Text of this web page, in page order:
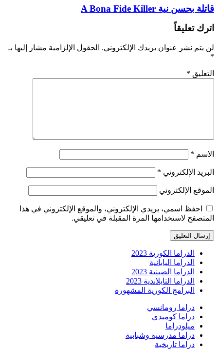
قاتلة بحسن نية A Bona Fide Killer
اترك تعليقاً
لن يتم نشر عنوان بريدك الإلكتروني. الحقول الإلزامية مشار إليها بـ
*
التعليق *
الاسم *
البريد الإلكتروني *
الموقع الإلكتروني
احفظ اسمي، بريدي الإلكتروني، والموقع الإلكتروني في هذا
المتصفح لاستخدامها المرة المقبلة في تعليقي.
الدراما الكورية 2023
الدراما اليابانية
الدراما الصينية 2023
الدراما التايلاندية 2023
البرامج الكورية المشهورة
دراما رومانسي
دراما كوميدي
ميلودراما
دراما مدرسية وشبابية
دراما تاريخية